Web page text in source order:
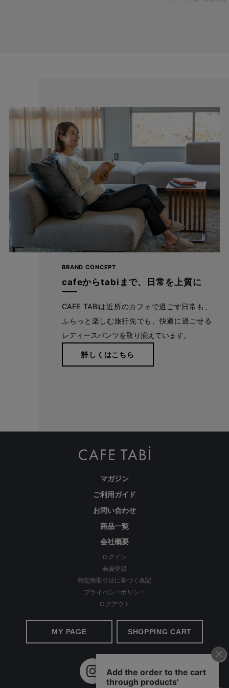
自分に似合うものを知っている人、年齢を重ねるごとに輝く
日常と分けず、近所のカフェで過ごす日常も、ふらっと楽し
む旅行先でも、快適に過ごすための商品づくりを目指してい
本物のスタンダードを
経験を積み重ねた人にしか分からない“本物のスタンダー
ド”があるとすればそれはこんな形なのかもしれません。忙
しい毎日をおくる全ての女性にもっと軽やかに、もっと自分
らしくオシャレを楽しんでいただければ嬉しいです。
美しく、はきやすく、長く使える
BRAND CONCEPT
cafeからtabiまで、日常を上質に
CAFE TABiは近所のカフェで過ごす日常も、
ふらっと楽しむ旅行先でも、快適に過ごせる
レディースパンツを取り揃えています。
詳しくはこちら
マガジン
ご利用ガイド
お問い合わせ
商品一覧
会社概要
ログイン
会員登録
特定商取引法に基づく表記
プライバシーポリシー
ログアウト
MY PAGE SHOPPING CART